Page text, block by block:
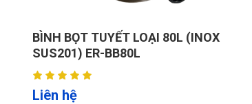
BÌNH BỌT TUYẾT LOẠI 80L (INOX
SUS201) ER-BB80L
Liên hệ